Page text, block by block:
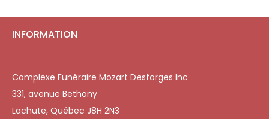
INFORMATION
Complexe Funéraire Mozart Desforges Inc
331, avenue Bethany
Lachute, Québec J8H 2N3